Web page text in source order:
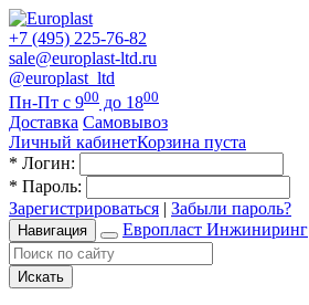
+7 (495) 225-76-82
sale@europlast-ltd.ru
@europlast_ltd
Пн-Пт с 900 до 1800
Доставка Самовывоз
Личный кабинетКорзина пуста
* Логин:
* Пароль:
Зарегистрироваться | Забыли пароль?
Навигация Европласт Инжиниринг
Искать